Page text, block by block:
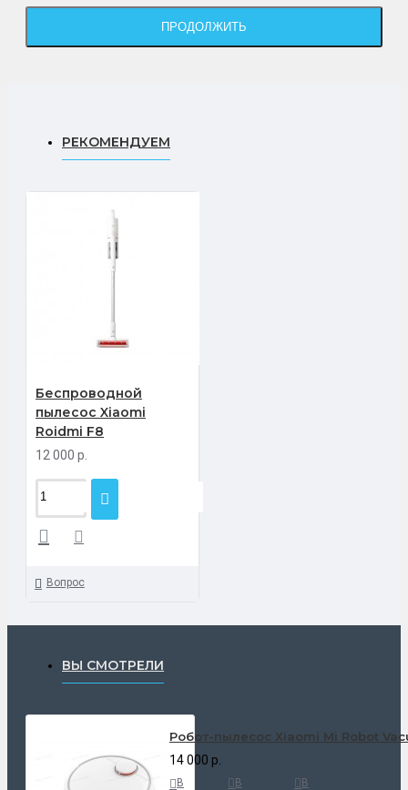
ПРОДОЛЖИТЬ
РЕКОМЕНДУЕМ
Беспроводной
пылесос Xiaomi
Roidmi F8
12 000 р.
Вопрос
ВЫ СМОТРЕЛИ
Робот-пылесос Xiaomi Mi Robot
14 000 р.
В
В
В